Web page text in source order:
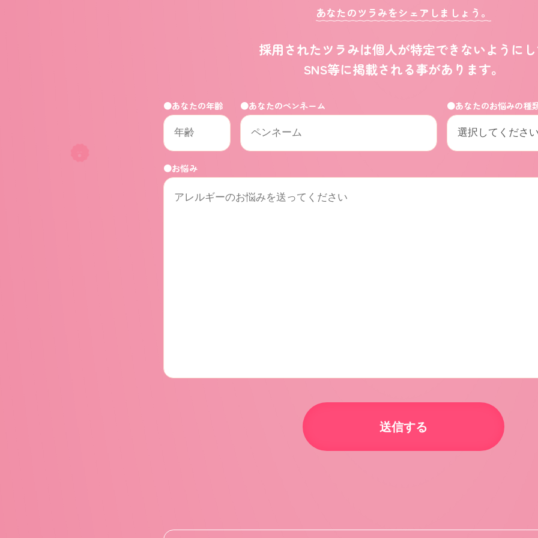
あなたのツラみをシェアしましょう。
採用されたツラみは個人が特定できないように
SNS等に掲載される事があります。
●あなたの年齢 ●あなたのペンネーム ●あなたのお悩みの種
●お悩み